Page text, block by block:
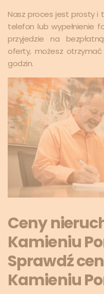
Nasz proces jest prosty i
telefon lub wypełnienie
przyjedzie na
oferty, możesz
godzin.
Ceny
Kamieniu
Sprawdź
Kamieniu